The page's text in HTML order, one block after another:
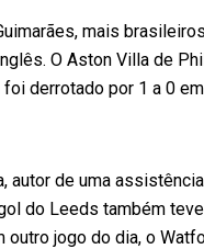
mais
O Aston Villa de
derrotado por 1 a 0
autor de uma
do Leeds também
outro jogo do dia, o